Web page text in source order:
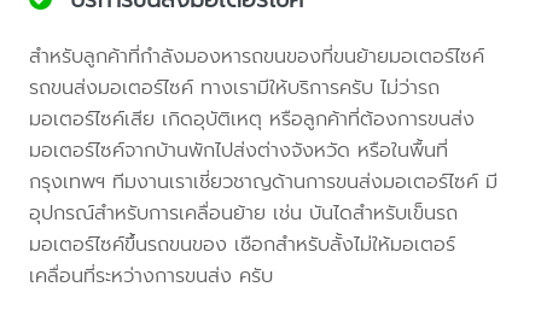
สำหรับลูกค้าที่กำลังมองหารถขนของที่ขนย้ายมอเตอร์ไซค์
รถขนส่งมอเตอร์ไซค์ ทางเรามีให้บริการครับ ไม่ว่ารถ
มอเตอร์ไซค์เสีย เกิดอุบัติเหตุ หรือลูกค้าที่ต้องการขนส่ง
มอเตอร์ไซค์จากบ้านพักไปส่งต่างจังหวัด หรือในพื้นที่
กรุงเทพฯ ทีมงานเราเชี่ยวชาญด้านการขนส่งมอเตอร์ไซค์ มี
อุปกรณ์สำหรับการเคลื่อนย้าย เช่น บันไดสำหรับเข็นรถ
มอเตอร์ไซค์ขึ้นรถขนของ เชือกสำหรับลั้งไม่ให้มอเตอร์
เคลื่อนที่ระหว่างการขนส่ง ครับ